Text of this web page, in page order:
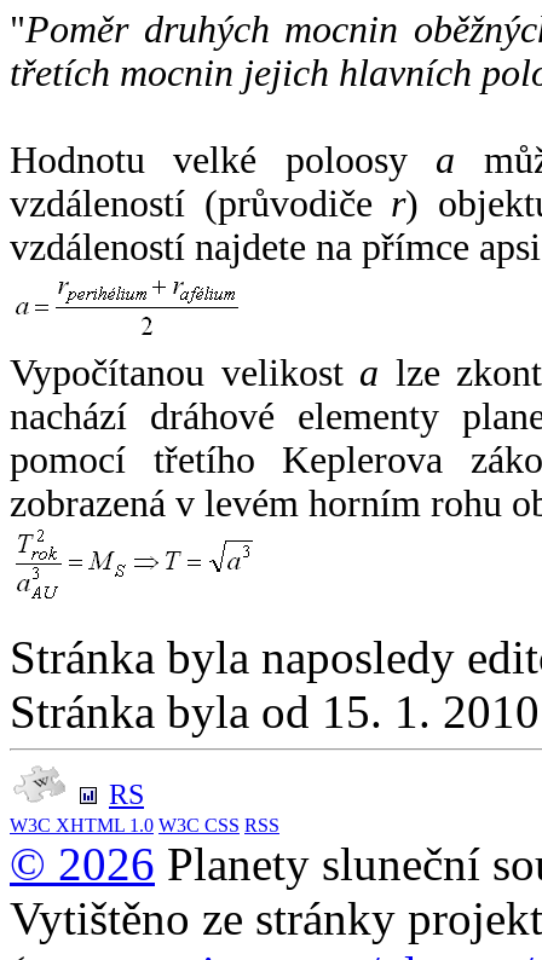
"Poměr druhých mocnin
třetích mocnin jejich hlavních
Hodnotu velké poloosy a
vzdáleností (průvodiče r)
vzdáleností najdete na přímce
Vypočítanou velikost a lze
nachází dráhové elementy
pomocí třetího Keplerova
zobrazená v levém horním rohu
Stránka byla naposledy
Stránka byla od 15. 1.
RS
W3C XHTML 1.0 W3C CSS RSS
© 2026 Planety sluneční
Vytištěno ze stránky